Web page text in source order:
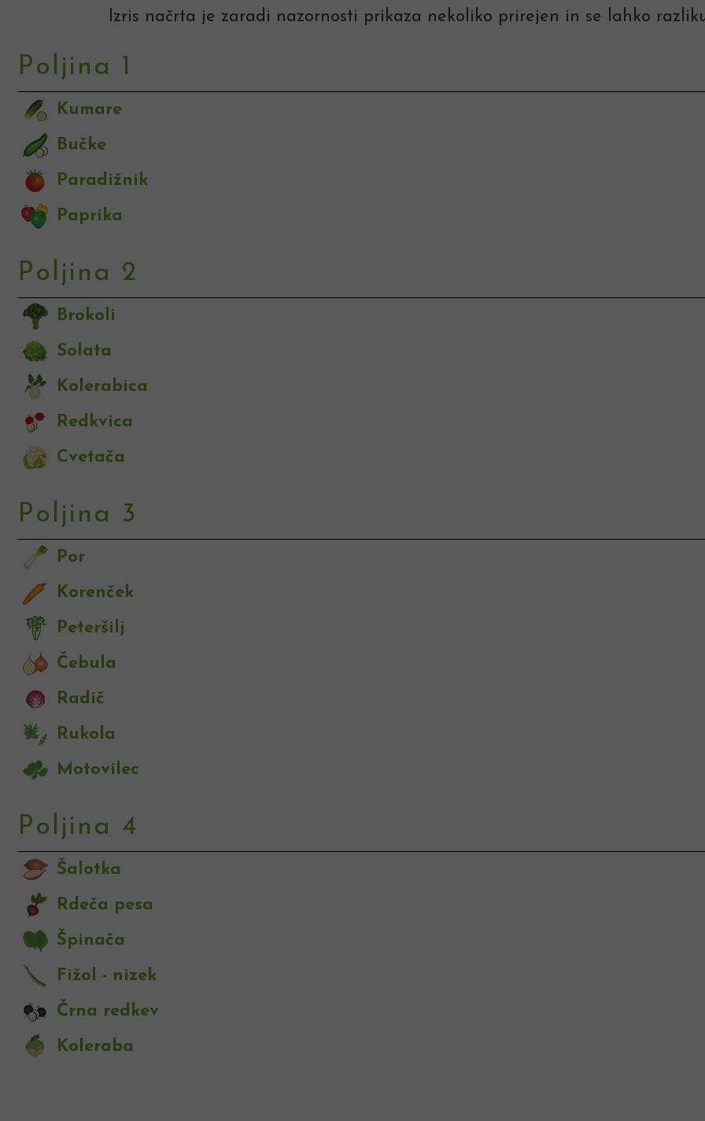
Izris načrta je zaradi nazornosti prikaza nekoliko prirejen in se lahko
Poljina 1
Kumare
Bučke
Paradižnik
Paprika
Poljina 2
Brokoli
Solata
Kolerabica
Redkvica
Cvetača
Poljina 3
Por
Korenček
Peteršilj
Čebula
Radič
Rukola
Motovilec
Poljina 4
Šalotka
Rdeča pesa
Špinača
Fižol - nizek
Črna redkev
Koleraba